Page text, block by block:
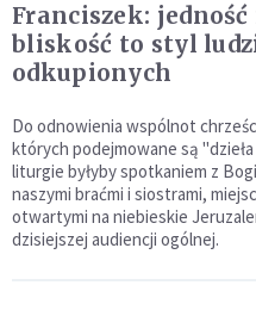
Franciszek: jedność
bliskość to styl
odkupionych
Do odnowienia wspólnot
których podejmowane są
liturgie byłyby spotkaniem z
naszymi braćmi i siostrami,
otwartymi na niebieskie
dzisiejszej audiencji ogólnej.